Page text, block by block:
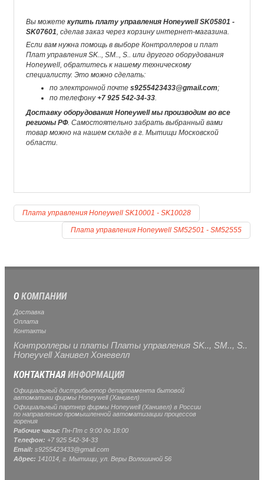
Вы можете купить плату управления Honeywell SK05801 -
SK07601 , сделав заказ через корзину интернет-магазина.
Если вам нужна помощь в выборе Контроллеров и плат
Плат управления SK.., SM.., S.. или другого оборудования
Honeywell, обратитесь к нашему техническому
специалисту. Это можно сделать:
по электронной почте s9255423433@gmail.com;
по телефону+7 925 542-34-33
Доставку оборудования Honeywell мы производим во все
регионы РФ. Самостоятельно забрать выбранный вами
товар можно на нашем складе в г. Мытищи Московской
области.
Плата управления Honeywell SK10001 - SK10028
Плата управления Honeywell SM52501 - SM52555
О КОМПАНИИ
Доставка
Оплата
Контакты
Контроллеры и платы Платы управления SK.., SM.., S..
Honeyvell Ханивел Хоневелл
КОНТАКТНАЯИНФОРМАЦИЯ
Официальный дистрибьютор департамента бытовой
автоматики фирмы Honeywell (Ханивел)
Официальный партнер фирмы Honeywell (Ханивел) в России
по направлению промышленной автоматизации процессов
горения
Рабочие часы: Пн-Пт с 9:00 до 18:00
Телефон: +7 925 542-34-33
Email: s9255423433@gmail.com
Адрес: 141014, г. Мытищи , ул. Веры Волошиной 56